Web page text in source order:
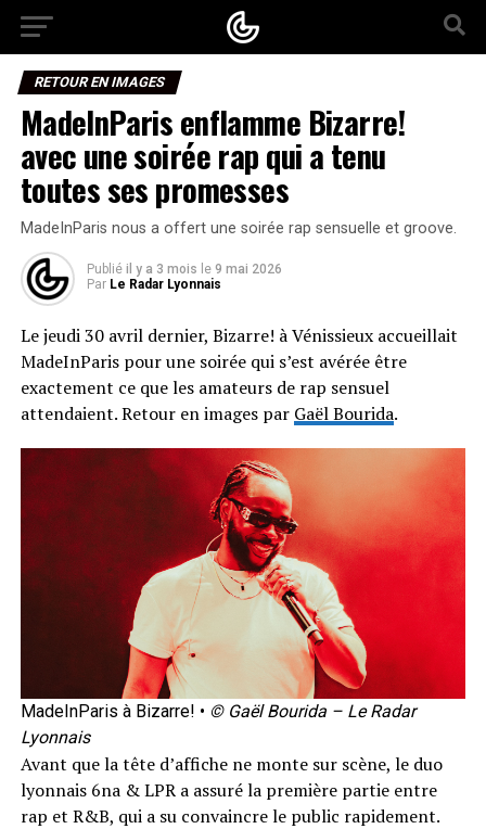
RETOUR EN IMAGES
MadeInParis enflamme Bizarre!
avec une soirée rap qui a tenu
toutes ses promesses
MadeInParis nous a offert une soirée rap sensuelle et groove.
Publié il y a 3 mois le 9 mai 2026
Par Le Radar Lyonnais
Le jeudi 30 avril dernier, Bizarre! à Vénissieux accueillait
MadeInParis pour une soirée qui s’est avérée être
exactement ce que les amateurs de rap sensuel
attendaient. Retour en images par Gaël Bourida.
MadeInParis à Bizarre! • © Gaël Bourida – Le Radar
Lyonnais
Avant que la tête d’affiche ne monte sur scène, le duo
lyonnais 6na & LPR a assuré la première partie entre
rap et R&B, qui a su convaincre le public rapidement.